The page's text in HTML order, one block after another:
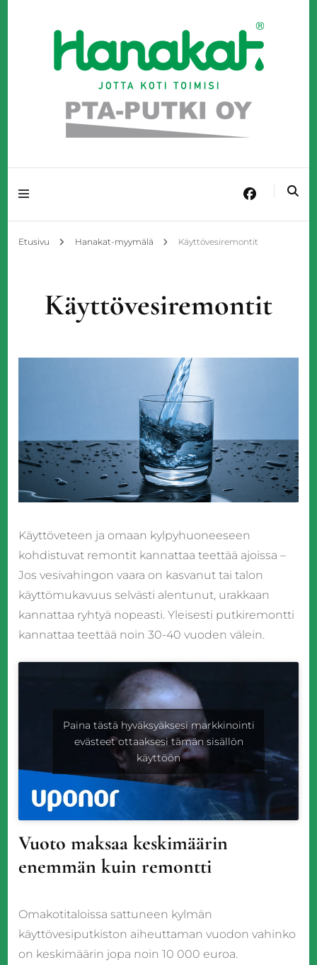
PTA-Putki Oy
Etusivu Hanakat-myymälä Käyttövesiremontit
Käyttövesiremontit
Käyttöveteen ja omaan kylpyhuoneeseen
kohdistuvat remontit kannattaa teettää ajoissa –
Jos vesivahingon vaara on kasvanut tai talon
käyttömukavuus selvästi alentunut, urakkaan
kannattaa ryhtyä nopeasti. Yleisesti putkiremontti
kannattaa teettää noin 30-40 vuoden välein.
Paina tästä hyväksyäksesi markkinointi
evästeet ottaaksesi tämän sisällön
käyttöön
Vuoto maksaa keskimäärin
enemmän kuin remontti
Omakotitaloissa sattuneen kylmän
käyttövesiputkiston aiheuttaman vuodon vahinko
on keskimäärin jopa noin 10 000 euroa.